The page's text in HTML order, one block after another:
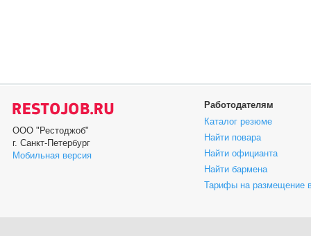
ООО "Рестоджоб"
г. Санкт-Петербург
Мобильная версия
Работодателям
Каталог резюме
Найти повара
Найти официанта
Найти бармена
Тарифы на размещение